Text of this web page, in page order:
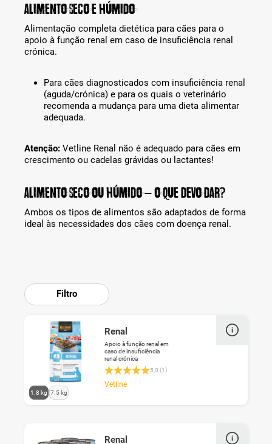
Alimento seco e húmido
Alimentação completa dietética para cães para o
apoio à função renal em caso de insuficiência renal
crónica.
Para cães diagnosticados com insuficiência renal
(aguda/crónica) e para os quais o veterinário
recomenda a mudança para uma dieta alimentar
adequada.
Atenção: Vetline Renal não é adequado para cães em
crescimento ou cadelas grávidas ou lactantes!
Alimento seco ou húmido – o que devo dar?
Ambos os tipos de alimentos são adaptados de forma
ideal às necessidades dos cães com doença renal.
Filtro
M
i
1.8 kg 7.5 kg
Renal
Apoio à função renal em
caso de insuficiência
renal crónica
Classificação média de 5 de 5 estrelas
5,0 (1)
Vetline
Renal